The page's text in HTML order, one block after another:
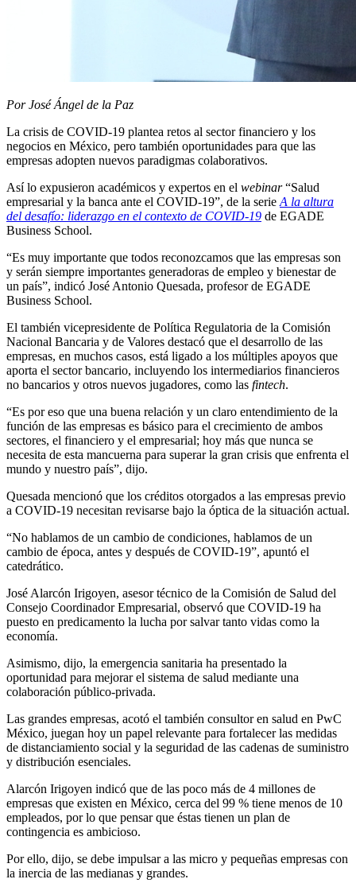
Por José Ángel de la Paz
La crisis de COVID-19 plantea retos al sector financiero y los
negocios en México, pero también oportunidades para que las
empresas adopten nuevos paradigmas colaborativos.
Así lo expusieron académicos y expertos en el webinar“Salud
empresarial y la banca ante el COVID-19”, de la serieA la altura
del desafío: liderazgo en el contexto de COVID-19 de EGADE
Business School.
“Es muy importante que todos reconozcamos que las empresas son
y serán siempre importantes generadoras de empleo y bienestar de
un país”, indicó José Antonio Quesada, profesor de EGADE
Business School.
El también vicepresidente de Política Regulatoria de la Comisión
Nacional Bancaria y de Valores destacó que el desarrollo de las
empresas, en muchos casos, está ligado a los múltiples apoyos que
aporta el sector bancario, incluyendo los intermediarios financieros
no bancarios y otros nuevos jugadores, como las fintech.
“Es por eso que una buena relación y un claro entendimiento de la
función de las empresas es básico para el crecimiento de ambos
sectores, el financiero y el empresarial; hoy más que nunca se
necesita de esta mancuerna para superar la gran crisis que enfrenta el
mundo y nuestro país”, dijo.
Quesada mencionó que los créditos otorgados a las empresas previo
a COVID-19 necesitan revisarse bajo la óptica de la situación actual.
“No hablamos de un cambio de condiciones, hablamos de un
cambio de época, antes y después de COVID-19”, apuntó el
catedrático.
José Alarcón Irigoyen, asesor técnico de la Comisión de Salud del
Consejo Coordinador Empresarial, observó que COVID-19 ha
puesto en predicamento la lucha por salvar tanto vidas como la
economía.
Asimismo, dijo, la emergencia sanitaria ha presentado la
oportunidad para mejorar el sistema de salud mediante una
colaboración público-privada.
Las grandes empresas, acotó el también consultor en salud en PwC
México, juegan hoy un papel relevante para fortalecer las medidas
de distanciamiento social y la seguridad de las cadenas de suministro
y distribución esenciales.
Alarcón Irigoyen indicó que de las poco más de 4 millones de
empresas que existen en México, cerca del 99 % tiene menos de 10
empleados, por lo que pensar que éstas tienen un plan de
contingencia es ambicioso.
Por ello, dijo, se debe impulsar a las micro y pequeñas empresas con
la inercia de las medianas y grandes.